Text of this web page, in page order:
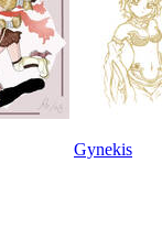
Gynekis